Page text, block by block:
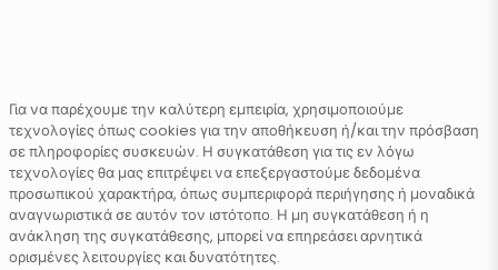
Για να παρέχουμε την καλύτερη εμπειρία, χρησιμοποιούμε
τεχνολογίες όπως cookies για την αποθήκευση ή/και την πρόσβαση
σε πληροφορίες συσκευών. Η συγκατάθεση για τις εν λόγω
τεχνολογίες θα μας επιτρέψει να επεξεργαστούμε δεδομένα
προσωπικού χαρακτήρα, όπως συμπεριφορά περιήγησης ή μοναδικά
αναγνωριστικά σε αυτόν τον ιστότοπο. Η μη συγκατάθεση ή η
ανάκληση της συγκατάθεσης, μπορεί να επηρεάσει αρνητικά
ορισμένες λειτουργίες και δυνατότητες.